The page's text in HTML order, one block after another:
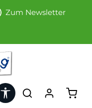
Zum Newsletter
Werkzeugleiste anzeigen